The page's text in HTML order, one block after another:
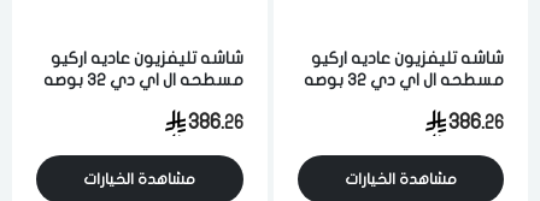
شاشه تليفزيون عاديه اركيو
مسطحه ال اي دي 32 بوصه
386.26
مشاهدة الخيارات
شاشه تليفزيون عاديه اركيو
مسطحه ال اي دي 32 بوصه
386.26
مشاهدة الخيارات